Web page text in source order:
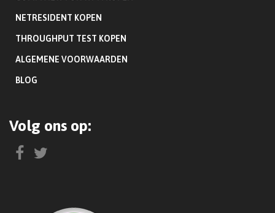
NETRESIDENT KOPEN
THROUGHPUT TEST KOPEN
ALGEMENE VOORWAARDEN
BLOG
Volg ons op: